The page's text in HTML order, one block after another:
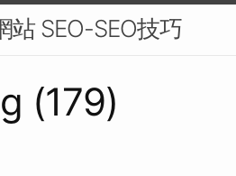
站 SEO-SEO技巧
(179)